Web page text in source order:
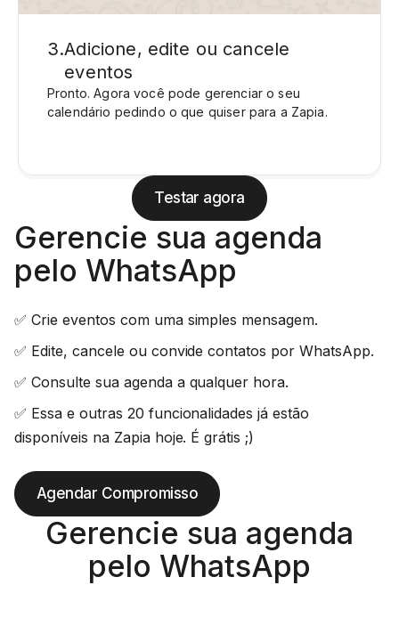
3.Adicione, edite ou cancele
eventos
Pronto. Agora você pode gerenciar o seu
calendário pedindo o que quiser para a Zapia.
Testar agora
Gerencie sua agenda
pelo WhatsApp
✅ Crie eventos com uma simples mensagem.
✅ Edite, cancele ou convide contatos por WhatsApp.
✅ Consulte sua agenda a qualquer hora.
✅ Essa e outras 20 funcionalidades já estão
disponíveis na Zapia hoje. É grátis ;)
Agendar Compromisso
Gerencie sua agenda
pelo WhatsApp